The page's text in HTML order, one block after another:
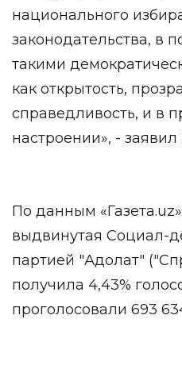
национального
законодательства, в
такими
как открытость,
справедливость, и в
настроении», -
По данным
выдвинутая Социал-
партией "Адолат"
получила 4,43%
проголосовали 693